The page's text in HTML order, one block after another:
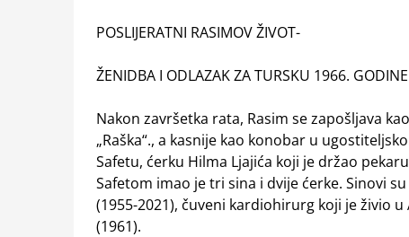
POSLIJERATNI RASIMOV ŽIVOT-
ŽENIDBA I ODLAZAK ZA TURSKU 1966. GODINE
Nakon završetka rata, Rasim se zapošljava
„Raška“., a kasnije kao konobar u
Safetu, ćerku Hilma Ljajića koji je držao
Safetom imao je tri sina i dvije ćerke. Sinovi
(1955-2021), čuveni kardiohirurg koji je živio
(1961).